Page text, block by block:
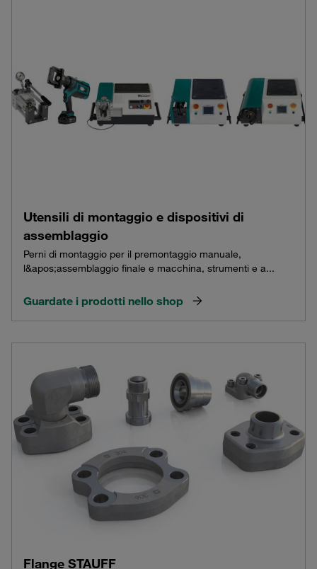
Utensili di montaggio e dispositivi di
assemblaggio
Perni di montaggio per il premontaggio manuale,
l&apos;assemblaggio finale e macchina, strumenti e a...
Guardate i prodotti nello shop
Flange STAUFF